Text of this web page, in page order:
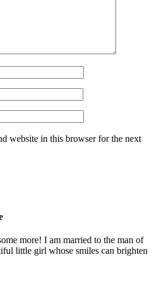
website in this browser for the next
more! I am married to the man of
little girl whose smiles can brighten